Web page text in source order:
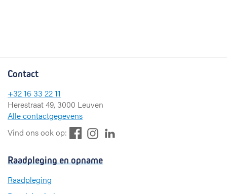
Contact
+32 16 33 22 11
Herestraat 49, 3000 Leuven
Alle contactgegevens
Vind ons ook op:
e
t
Raadpleging en opname
Raadpleging